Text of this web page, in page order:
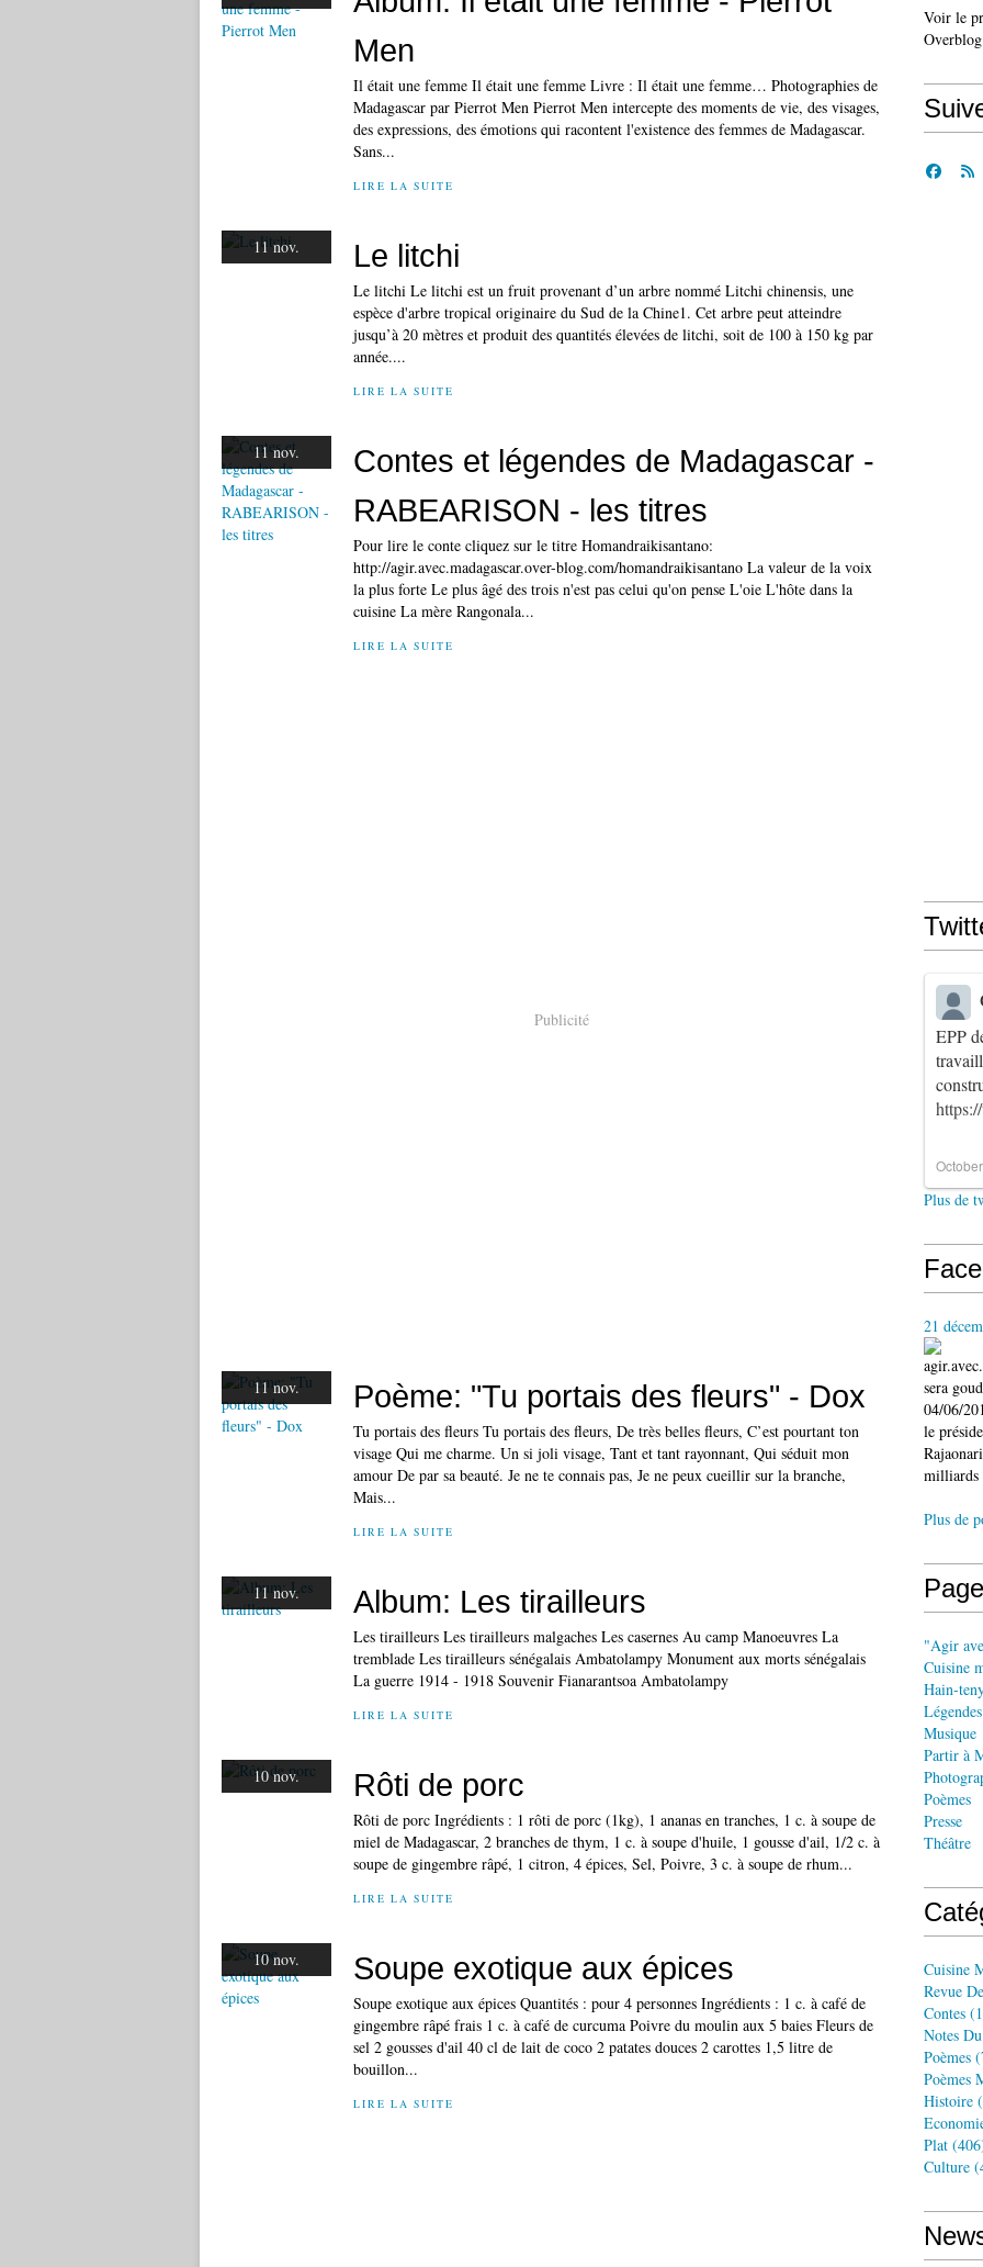
Men
Il était une femme Il était une femme Livre : Il était une femme… Photographies de
Madagascar par Pierrot Men Pierrot Men intercepte des moments de vie, des visages,
des expressions, des émotions qui racontent l'existence des femmes de Madagascar.
Sans...
LIRE LA SUITE
11 nov. Le litchi
Le litchi Le litchi est un fruit provenant d’un arbre nommé Litchi chinensis, une
espèce d'arbre tropical originaire du Sud de la Chine1. Cet arbre peut atteindre
jusqu’à 20 mètres et produit des quantités élevées de litchi, soit de 100 à 150 kg par
année....
LIRE LA SUITE
11 nov.
Contes et légendes de Madagascar -
RABEARISON - les titres
Pour lire le conte cliquez sur le titre Homandraikisantano:
http://agir.avec.madagascar.over-blog.com/homandraikisantano La valeur de la voix
la plus forte Le plus âgé des trois n'est pas celui qu'on pense L'oie L'hôte dans la
cuisine La mère Rangonala...
LIRE LA SUITE
Publicité
11 nov. Poème: "Tu portais des fleurs" - Dox
Tu portais des fleurs Tu portais des fleurs, De très belles fleurs, C’est pourtant ton
visage Qui me charme. Un si joli visage, Tant et tant rayonnant, Qui séduit mon
amour De par sa beauté. Je ne te connais pas, Je ne peux cueillir sur la branche,
Mais...
LIRE LA SUITE
11 nov. Album: Les tirailleurs
Les tirailleurs Les tirailleurs malgaches Les casernes Au camp Manoeuvres La
tremblade Les tirailleurs sénégalais Ambatolampy Monument aux morts sénégalais
La guerre 1914 - 1918 Souvenir Fianarantsoa Ambatolampy
LIRE LA SUITE
10 nov. Rôti de porc
Rôti de porc Ingrédients : 1 rôti de porc (1kg), 1 ananas en tranches, 1 c. à soupe de
miel de Madagascar, 2 branches de thym, 1 c. à soupe d'huile, 1 gousse d'ail, 1/2 c. à
soupe de gingembre râpé, 1 citron, 4 épices, Sel, Poivre, 3 c. à soupe de rhum...
LIRE LA SUITE
10 nov. Soupe exotique aux épices
Soupe exotique aux épices Quantités : pour 4 personnes Ingrédients : 1 c. à café de
gingembre râpé frais 1 c. à café de curcuma Poivre du moulin aux 5 baies Fleurs de
sel 2 gousses d'ail 40 cl de lait de coco 2 patates douces 2 carottes 1,5 litre de
bouillon...
LIRE LA SUITE
Voir le
Overblog
EPP
Plus de
21
sera
04/06/
le
milliards
Plus de
"Agir
Cuisine
Hain-
Légendes
Musique
Partir à
Poèmes
Presse
Théâtre
Cuisine
Revue
Contes
Notes Du
Poèmes
Poèmes
Histoire
Plat
Culture